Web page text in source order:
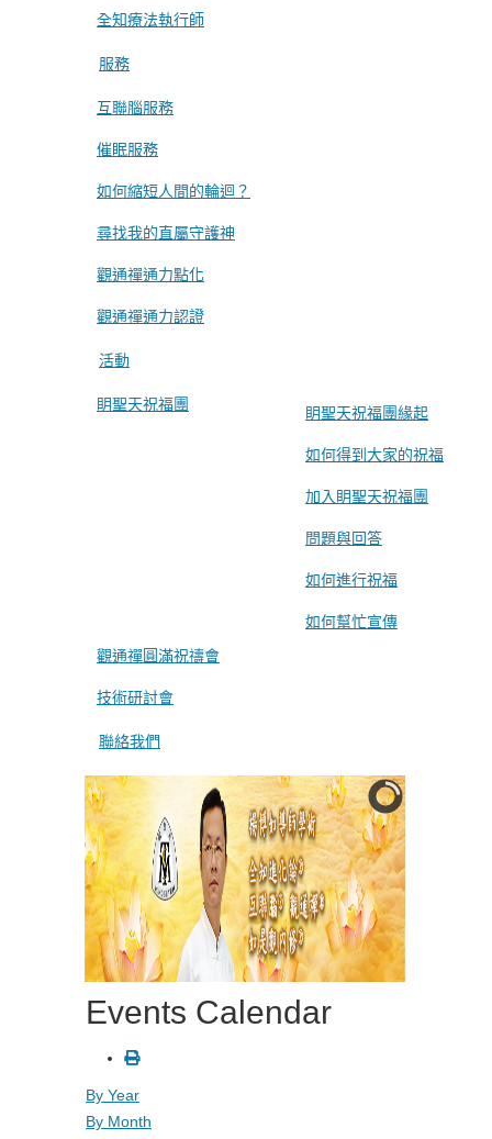
全知療法執行師
服務
互聯腦服務
催眠服務
如何縮短人間的輪迴？
尋找我的直屬守護神
觀通禪通力點化
觀通禪通力認證
活動
眀聖天祝福團 眀聖天祝福團緣起
如何得到大家的祝福
加入眀聖天祝福團
問題與回答
如何進行祝福
如何幫忙宣傳
觀通禪圓滿祝禱會
技術研討會
聯絡我們
Events Calendar
By Year
By Month